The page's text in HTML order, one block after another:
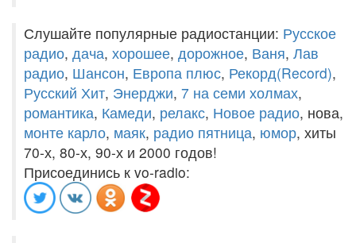
Слушайте популярные радиостанции: Русское
радио, дача, хорошее, дорожное, Ваня, Лав
радио, Шансон, Европа плюс, Рекорд(Record),
Русский Хит, Энерджи, 7 на семи холмах,
романтика, Камеди, релакс, Новое радио, нова,
монте карло, маяк, радио пятница, юмор, хиты
70-х, 80-х, 90-х и 2000 годов!
Присоединись к vo-radio: